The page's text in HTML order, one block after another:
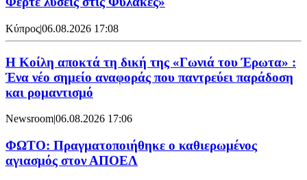
Κύπρος|06.08.2026 17:08
Η Κοίλη αποκτά τη δική της «Γωνιά του Έρωτα» :
Ένα νέο σημείο αναφοράς που παντρεύει παράδοση
και ρομαντισμό
Newsroom|06.08.2026 17:06
ΦΩΤΟ: Πραγματοποιήθηκε ο καθιερωμένος
αγιασμός στον ΑΠΟΕΛ